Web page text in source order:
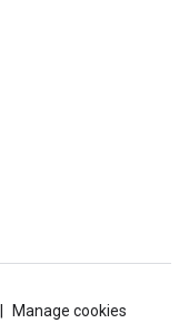
Manage cookies